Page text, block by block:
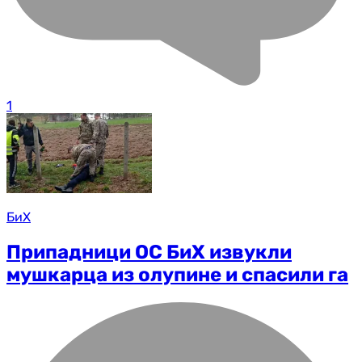
1
БиХ
Припадници ОС БиХ извукли
мушкарца из олупине и спасили га